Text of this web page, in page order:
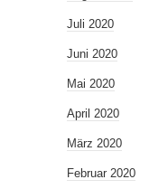
Juli 2020
Juni 2020
Mai 2020
April 2020
März 2020
Februar 2020